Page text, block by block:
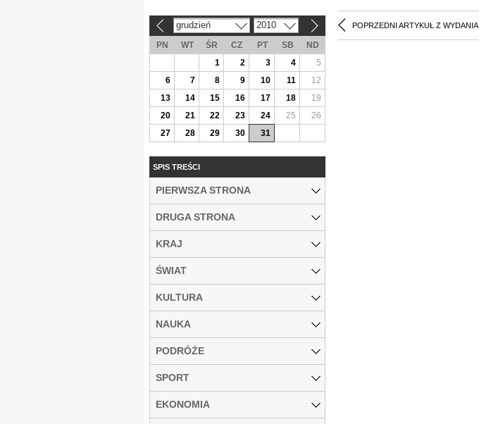
POPRZEDNI ARTYKUŁ Z WYDANIA
grudzień 2010
PN WT ŚR CZ PT SB
ND
1
2 3 4
5
6
7 8 9 10 11
12
13
14 15 16 17 18
19
20
21 22 23 24 25
26
27
28 29 30 31
SPIS TREŚCI
PIERWSZA STRONA
DRUGA STRONA
KRAJ
ŚWIAT
KULTURA
NAUKA
PODRÓŻE
SPORT
EKONOMIA